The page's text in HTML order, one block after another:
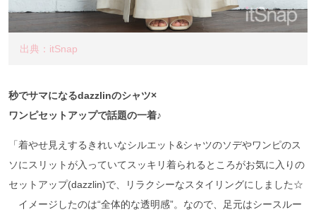
出典：itSnap
秒でサマになるdazzlinのシャツ×
ワンピセットアップで話題の一着♪
「着やせ見えするきれいなシルエット&シャツのソデやワンピのス
ソにスリットが入っていてスッキリ着られるところがお気に入りの
セットアップ(dazzlin)で、リラクシーなスタイリングにしました☆
イメージしたのは“全体的な透明感”。なので、足元はシースルー